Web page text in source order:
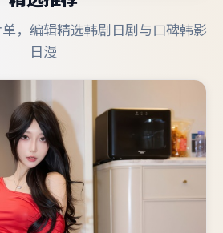
，编辑精选韩剧日剧与口碑韩影
日漫